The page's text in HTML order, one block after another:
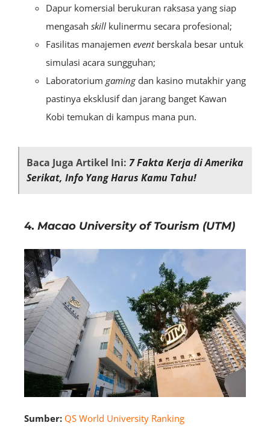
Dapur komersial berukuran raksasa yang siap
mengasah skill kulinermu secara profesional;
Fasilitas manajemen eventberskala besar untuk
simulasi acara sungguhan;
Laboratorium gamingdan kasino mutakhir yang
pastinya eksklusif dan jarang banget Kawan
Kobi temukan di kampus mana pun.
Baca Juga Artikel Ini: 7 Fakta Kerja di Amerika
Serikat, Info Yang Harus Kamu Tahu!
4. Macao University of Tourism (UTM)
Sumber: QS World University Ranking